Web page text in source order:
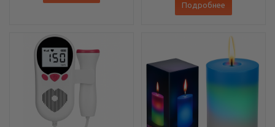
Подробнее